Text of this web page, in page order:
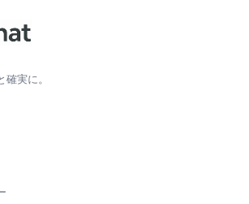
実に。